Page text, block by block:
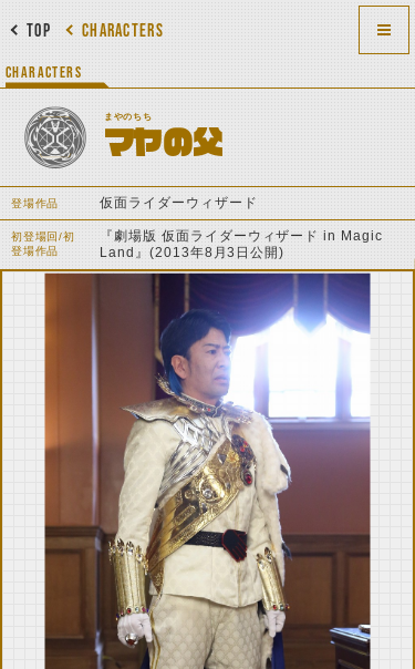
CHARACTERS
TOP
CHARACTERS
まやのちち
マヤの父
登場作品 仮面ライダーウィザード
初登場回/初
登場作品
『劇場版 仮面ライダーウィザード in Magic
Land』(2013年8月3日公開)